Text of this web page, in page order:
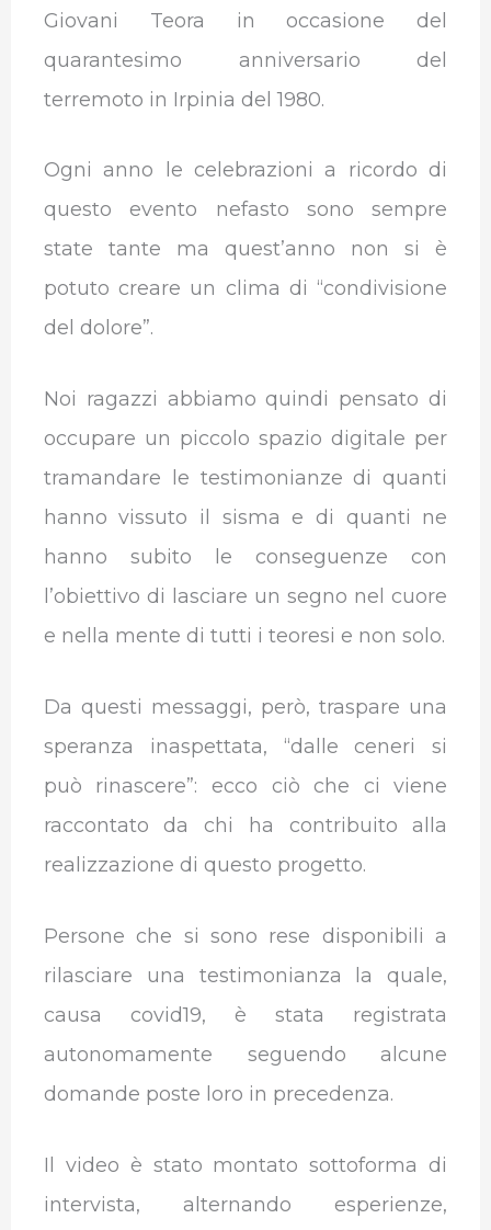
Giovani Teora in occasione del
quarantesimo anniversario del
terremoto in Irpinia del 1980.
Ogni anno le celebrazioni a ricordo di
questo evento nefasto sono sempre
state tante ma quest’anno non si è
potuto creare un clima di “condivisione
del dolore”.
Noi ragazzi abbiamo quindi pensato di
occupare un piccolo spazio digitale per
tramandare le testimonianze di quanti
hanno vissuto il sisma e di quanti ne
hanno subito le conseguenze con
l’obiettivo di lasciare un segno nel cuore
e nella mente di tutti i teoresi e non solo.
Da questi messaggi, però, traspare una
speranza inaspettata, “dalle ceneri si
può rinascere”: ecco ciò che ci viene
raccontato da chi ha contribuito alla
realizzazione di questo progetto.
Persone che si sono rese disponibili a
rilasciare una testimonianza la quale,
causa covid19, è stata registrata
autonomamente seguendo alcune
domande poste loro in precedenza.
Il video è stato montato sottoforma di
intervista, alternando esperienze,